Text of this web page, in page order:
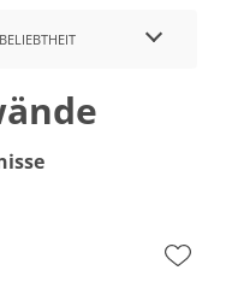
BELIEBTHEIT